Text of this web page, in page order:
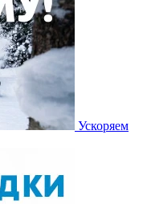
Ускоряем